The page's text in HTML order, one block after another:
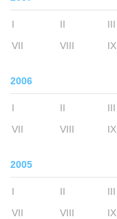
I II III
VII
VIII IX
2006
I II III
VII
VIII IX
2005
I II III
VII
VIII IX